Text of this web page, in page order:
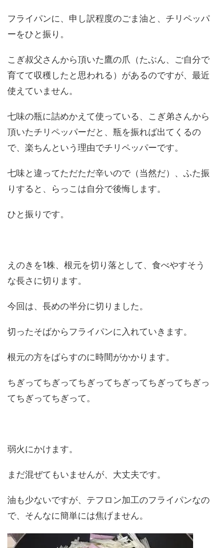
フライパンに、申し訳程度のごま油と、チリペッパ
ーをひと振り。
こぎ叔父さんから頂いた鷹の爪（たぶん、ご自分で
育てて収穫したと思われる）があるのですが、最近
使えていません。
七味の瓶に詰めかえて使っている、こぎ弟さんから
頂いたチリペッパーだと、瓶を振れば出てくるの
で、楽ちんという理由でチリペッパーです。
七味と違ってただただ辛いので（当然だ）、ふた振
りすると、らっこは自分で後悔します。
ひと振りです。
えのきを1株、根元を切り落として、食べやすそう
な長さに切ります。
今回は、長めの半分に切りました。
切ったそばからフライパンに入れていきます。
根元の方をばらすのに時間がかかります。
ちぎってちぎってちぎってちぎってちぎってちぎっ
てちぎってちぎって。
弱火にかけます。
まだ混ぜてもいませんが、大丈夫です。
油も少ないですが、テフロン加工のフライパンなの
で、そんなに簡単には焦げません。